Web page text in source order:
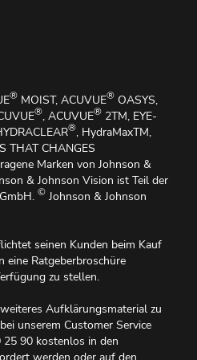
® MOIST, ACUVUE® OASYS,
®, ACUVUE® 2TM, EYE-
®, HydraMaxTM,
THAT CHANGES
Marken von Johnson &
& Johnson Vision ist Teil der
© Johnson & Johnson
seinen Kunden beim Kauf
eine Ratgeberbroschüre
zu stellen.
Aufklärungsmaterial zu
unserem Customer Service
90 kostenlos in den